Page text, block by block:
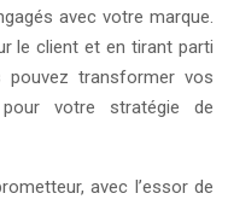
avec votre marque.
le client et en tirant parti
pouvez transformer vos
votre stratégie de
avec l’essor de